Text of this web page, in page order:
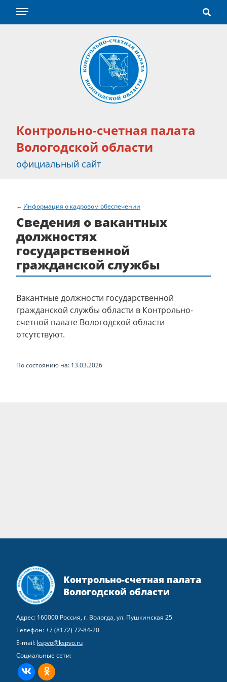
Контрольно-счетная палата
Вологодской области
официальный сайт
Информация о кадровом обеспечении
Сведения о вакантных
должностях
государственной
гражданской службы
Вакантные должности государственной
гражданской службы области в Контрольно-
счетной палате Вологодской области
отсутствуют.
По состоянию на: 13.03.2026
Контрольно-счетная палата
Вологодской области
Адрес: 160000 Россия, г. Вологда, ул. Пушкинская 25
Телефон:+7 (8172) 72-84-20
E-mail: kspvo@kspvo.ru
Социальные сети:
ВКонтактеОдноклассники